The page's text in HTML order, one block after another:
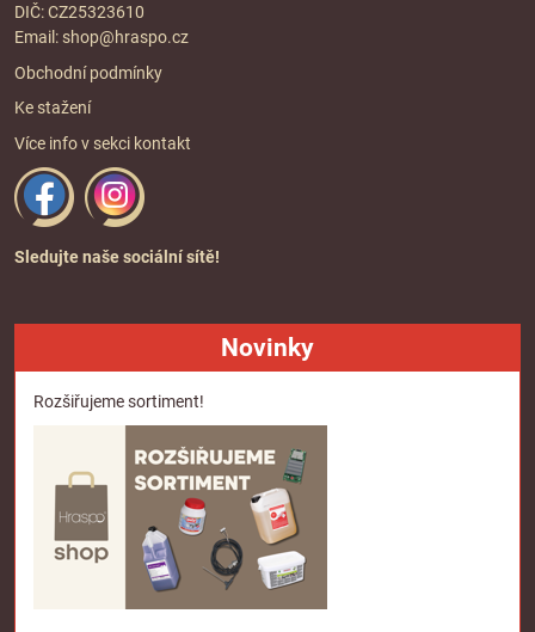
DIČ: CZ25323610
Email: shop@hraspo.cz
Obchodní podmínky
Ke stažení
Více info v sekci kontakt
Sledujte naše sociální sítě!
Novinky
Rozšiřujeme sortiment!